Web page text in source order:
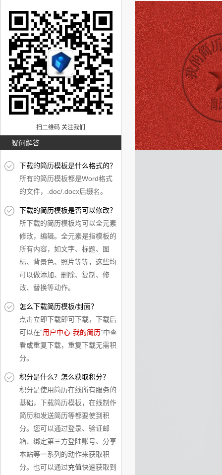
扫二维码 关注我们
疑问解答
下载的简历模板是什么格式的？
所有的简历模板都是Word格式
的文件，.doc/.docx后缀名。
下载的简历模板是否可以修改？
所下载的简历模板均可以全元素
修改，编辑。全元素是指模板的
所有内容，如文字、标题、图
标、背景色、照片等等，这些均
可以做添加、删除、复制、修
改、替换等动作。
怎么下载简历模板/封面？
点击立即下载即可下载，下载后
可以在“用户中心-我的简历”中查
看或重复下载，重复下载无需积
分。
积分是什么？怎么获取积分？
积分是使用简历在线所有服务的
基础，下载简历模板，在线制作
简历和发送简历等都要使到积
分。您可以通过登录、验证邮
箱、绑定第三方登陆账号、分享
本站等一系列的动作来获取积
分。也可以通过充值快速获取到